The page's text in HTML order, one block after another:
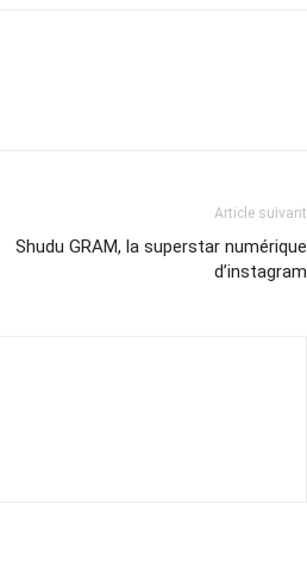
Article suivant
Shudu GRAM, la superstar numérique
d’instagram